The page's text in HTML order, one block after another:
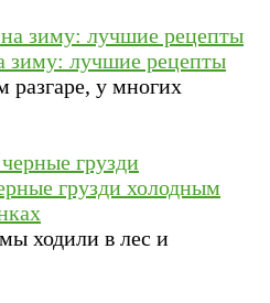
зиму: лучшие рецепты
разгаре, у многих
грузди холодным
ходили в лес и